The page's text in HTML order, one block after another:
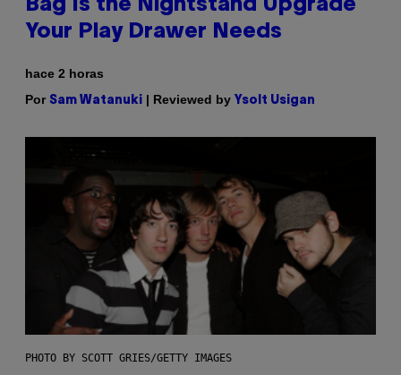
Bag Is the Nightstand Upgrade
Your Play Drawer Needs
hace 2 horas
Por Sam Watanuki | Reviewed by Ysolt Usigan
PHOTO BY SCOTT GRIES/GETTY IMAGES